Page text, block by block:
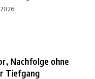
Nachfolge ohne
Tiefgang